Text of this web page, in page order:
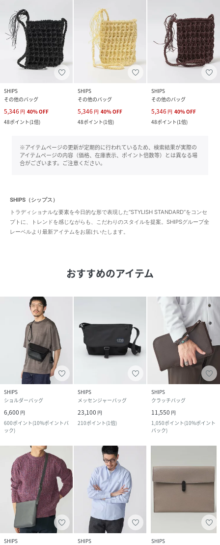
SHIPS
その他のバッグ
5,346 円 40%OFF
48ポイント(1倍)
SHIPS
その他のバッグ
5,346 円 40%OFF
48ポイント(1倍)
SHIPS
その他のバッグ
5,346 円 40%OFF
48ポイント(1倍)
※アイテムページの更新が定期的に行われているため、検索結果が実際の
アイテムページの内容（価格、在庫表示、ポイント倍数等）とは異なる場
合がございます。ご注意ください。
SHIPS（シップス）
トラディショナルな要素を今日的な形で表現した“STYLISH STANDARD”をコンセ
プトに、トレンドを感じながらも、こだわりのスタイルを提案。SHIPSグループ全
レーベルより最新アイテムをお届けいたします。
おすすめのアイテム
SHIPS
ショルダーバッグ
6,600 円
600ポイント(10%ポイントバ
ック)
SHIPS
メッセンジャーバッグ
23,100 円
210ポイント(1倍)
SHIPS
クラッチバッグ
11,550 円
1,050ポイント(10%ポイント
バック)
SHIPS
SHIPS
SHIPS